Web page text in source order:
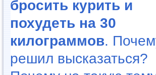
бросить курить и
похудеть на 30
килограммов.
решил высказаться?